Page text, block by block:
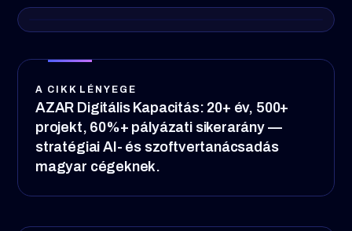
A CIKK LÉNYEGE
AZAR Digitális Kapacitás: 20+ év, 500+
projekt, 60%+ pályázati sikerarány —
stratégiai AI- és szoftvertanácsadás
magyar cégeknek.